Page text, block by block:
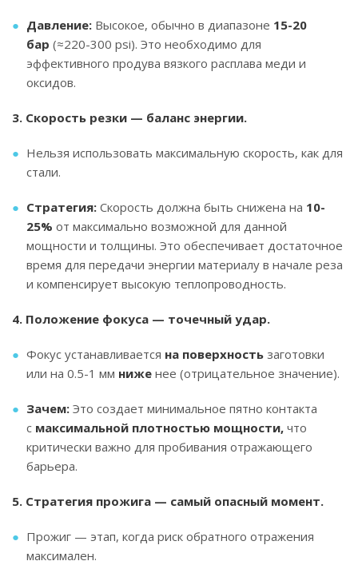
Давление: Высокое, обычно в диапазоне 15-20
бар (≈220-300 psi). Это необходимо для
эффективного продува вязкого расплава меди и
оксидов.
3. Скорость резки — баланс энергии.
Нельзя использовать максимальную скорость, как для
стали.
Стратегия: Скорость должна быть снижена на 10-
25% от максимально возможной для данной
мощности и толщины. Это обеспечивает достаточное
время для передачи энергии материалу в начале реза
и компенсирует высокую теплопроводность.
4. Положение фокуса — точечный удар.
Фокус устанавливается на поверхность заготовки
или на 0.5-1 мм ниже нее (отрицательное значение).
Зачем: Это создает минимальное пятно контакта
с максимальной плотностью мощности, что
критически важно для пробивания отражающего
барьера.
5. Стратегия прожига — самый опасный момент.
Прожиг — этап, когда риск обратного отражения
максимален.